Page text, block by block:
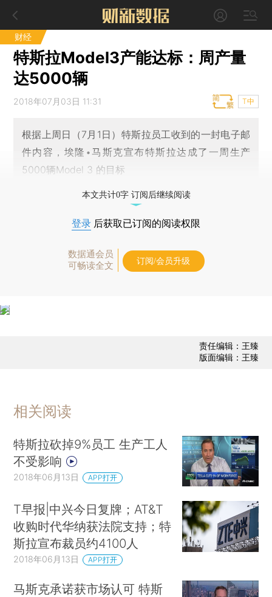
财经
特斯拉Model3产能达标：周产量
达5000辆
2018年07月03日 11:31 T中
根据上周日（7月1日）特斯拉员工收到的一封电子邮
件内容，埃隆•马斯克宣布特斯拉达成了一周生产
5000辆Model 3 的目标
本文共计0字 订阅后继续阅读
登录 后获取已订阅的阅读权限
数据通会员
可畅读全文
订阅/会员升级
责任编辑：王臻
版面编辑：王臻
相关阅读
特斯拉砍掉9%员工 生产工人
不受影响
2018年06月13日 APP打开
T早报|中兴今日复牌；AT&T
收购时代华纳获法院支持；特
斯拉宣布裁员约4100人
2018年06月13日 APP打开
马斯克承诺获市场认可 特斯